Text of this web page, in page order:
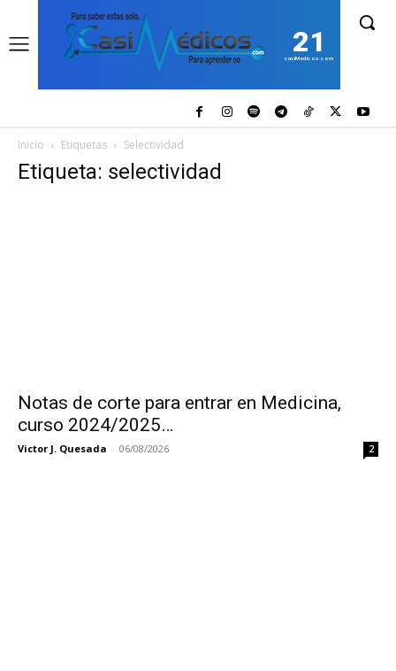
21
casiMedicos.com
Inicio Etiquetas Selectividad
Etiqueta: selectividad
Notas de corte para entrar en Medicina,
curso 2024/2025…
Victor J. Quesada - 06/08/2026 2